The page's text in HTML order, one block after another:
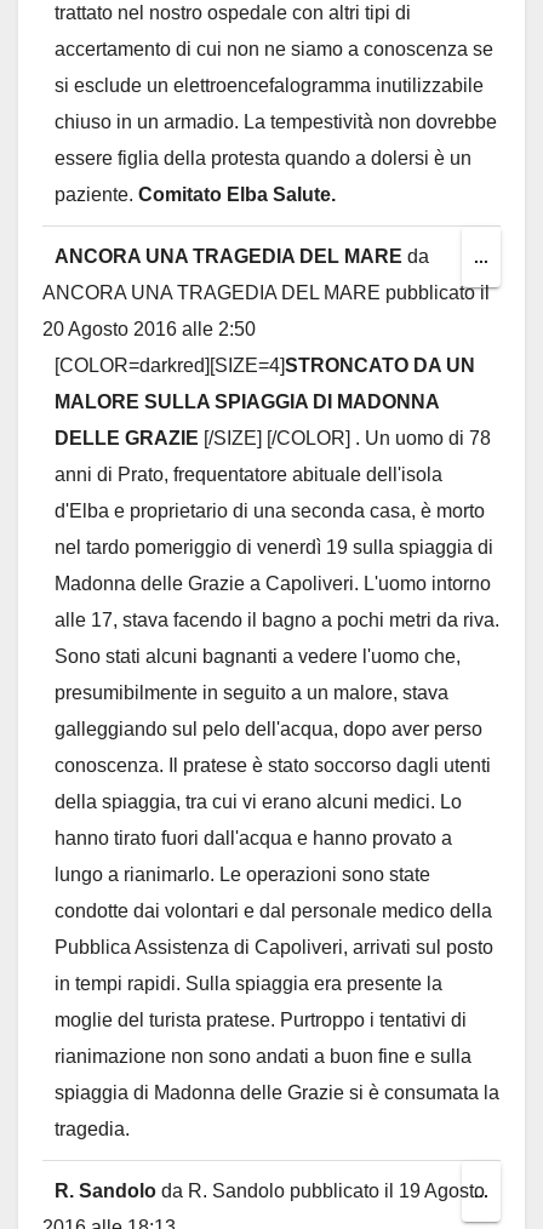
trattato nel nostro ospedale con altri tipi di
accertamento di cui non ne siamo a conoscenza se
si esclude un elettroencefalogramma inutilizzabile
chiuso in un armadio. La tempestività non dovrebbe
essere figlia della protesta quando a dolersi è un
paziente. Comitato Elba Salute.
ANCORA UNA TRAGEDIA DEL MARE da
ANCORA UNA TRAGEDIA DEL MARE pubblicato il
20 Agosto 2016 alle 2:50
[COLOR=darkred][SIZE=4]STRONCATO DA UN
MALORE SULLA SPIAGGIA DI MADONNA
DELLE GRAZIE [/SIZE] [/COLOR] . Un uomo di 78
anni di Prato, frequentatore abituale dell'isola
d'Elba e proprietario di una seconda casa, è morto
nel tardo pomeriggio di venerdì 19 sulla spiaggia di
Madonna delle Grazie a Capoliveri. L'uomo intorno
alle 17, stava facendo il bagno a pochi metri da riva.
Sono stati alcuni bagnanti a vedere l'uomo che,
presumibilmente in seguito a un malore, stava
galleggiando sul pelo dell'acqua, dopo aver perso
conoscenza. Il pratese è stato soccorso dagli utenti
della spiaggia, tra cui vi erano alcuni medici. Lo
hanno tirato fuori dall'acqua e hanno provato a
lungo a rianimarlo. Le operazioni sono state
condotte dai volontari e dal personale medico della
Pubblica Assistenza di Capoliveri, arrivati sul posto
in tempi rapidi. Sulla spiaggia era presente la
moglie del turista pratese. Purtroppo i tentativi di
rianimazione non sono andati a buon fine e sulla
spiaggia di Madonna delle Grazie si è consumata la
tragedia.
...
this
R. Sandolo da R. Sandolo pubblicato il 19 Agosto
...